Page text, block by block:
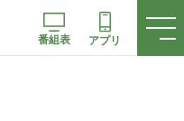
番組表 アプリ